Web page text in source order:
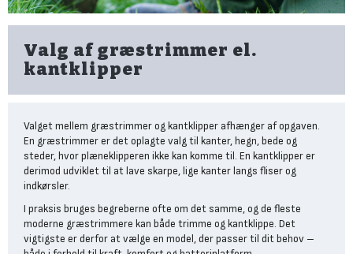
Valg af græstrimmer el.
kantklipper
Valget mellem græstrimmer og kantklipper afhænger af opgaven.
En græstrimmer er det oplagte valg til kanter, hegn, bede og
steder, hvor plæneklipperen ikke kan komme til. En kantklipper er
derimod udviklet til at lave skarpe, lige kanter langs fliser og
indkørsler.
I praksis bruges begreberne ofte om det samme, og de fleste
moderne græstrimmere kan både trimme og kantklippe. Det
vigtigste er derfor at vælge en model, der passer til dit behov –